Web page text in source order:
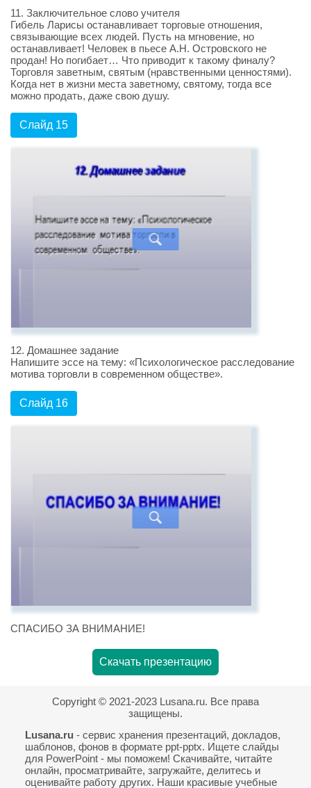
11. Заключительное слово учителя
Гибель Ларисы останавливает торговые отношения,
связывающие всех людей. Пусть на мгновение, но
останавливает! Человек в пьесе А.Н. Островского не
продан! Но погибает… Что приводит к такому финалу?
Торговля заветным, святым (нравственными ценностями).
Когда нет в жизни места заветному, святому, тогда все
можно продать, даже свою душу.
Слайд 15
12. Домашнее задание
Напишите эссе на тему: «Психологическое расследование
мотива торговли в современном обществе».
Слайд 16
СПАСИБО ЗА ВНИМАНИЕ!
Скачать презентацию
Copyright © 2021-2023 Lusana.ru. Все права
защищены.
Lusana.ru - сервис хранения презентаций, докладов,
шаблонов, фонов в формате ppt-pptx. Ищете слайды
для PowerPoint - мы поможем! Скачивайте, читайте
онлайн, просматривайте, загружайте, делитесь и
оценивайте работу других. Наши красивые учебные